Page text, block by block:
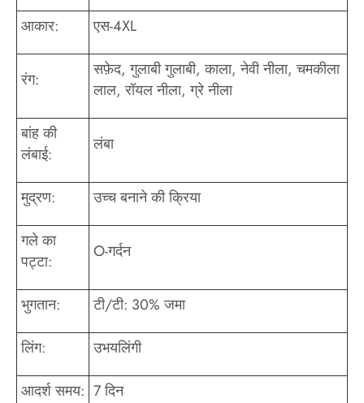
आकार: एस-4XL
रंग:
सफ़ेद, गुलाबी गुलाबी, काला, नेवी नीला, चमकीला
लाल, रॉयल नीला, ग्रे नीला
बांह की
लंबाई:
लंबा
मुद्रण: उच्च बनाने की क्रिया
गले का
पट्टा:
O-गर्दन
भुगतान: टी/टी: 30% जमा
लिंग: उभयलिंगी
आदर्श समय: 7 दिन